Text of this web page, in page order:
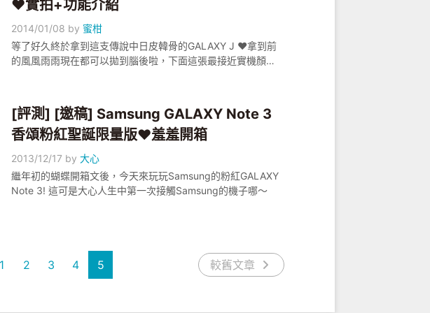
♥實拍+功能介紹
2014/01/08 by 蜜柑
等了好久終於拿到這支傳說中日皮韓骨的GALAXY J ♥拿到前
的風風雨雨現在都可以拋到腦後啦，下面這張最接近實機顏色
[評測] [邀稿] Samsung GALAXY Note 3
香頌粉紅聖誕限量版♥羞羞開箱
2013/12/17 by大心
繼年初的蝴蝶開箱文後，今天來玩玩Samsung的粉紅GALAXY
Note 3! 這可是大心人生中第一次接觸Samsung的機子哪～
1 2 3 4 5 較舊文章